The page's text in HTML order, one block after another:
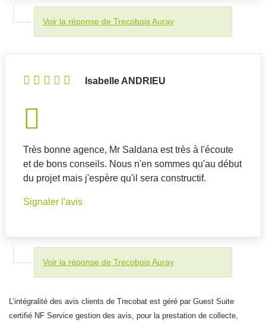
Voir la réponse de Trecobois Auray
Isabelle ANDRIEU
Très bonne agence, Mr Saldana est très à l'écoute
et de bons conseils. Nous n'en sommes qu'au début
du projet mais j'espère qu'il sera constructif.
Signaler l'avis
Voir la réponse de Trecobois Auray
L’intégralité des avis clients de Trecobat est géré par Guest Suite
certifié NF Service gestion des avis, pour la prestation de collecte,